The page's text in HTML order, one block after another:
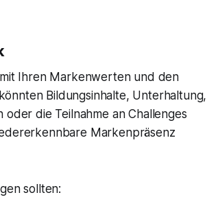
Ihren Markenwerten und den
Bildungsinhalte, Unterhaltung,
die Teilnahme an Challenges
Markenpräsenz
sollten: